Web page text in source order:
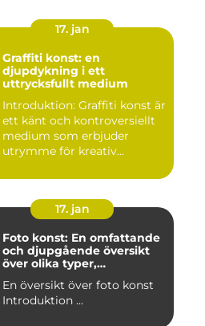
17. jan
Graffiti konst: en
djupdykning i ett
uttrycksfullt medium
Introduktion: Graffiti konst är
ett känt och kontroversiellt
medium som erbjuder
utrymme för kreativ...
17. jan
Foto konst: En omfattande
och djupgående översikt
över olika typer,
aspekter
En översikt över foto konst
Introduktion ...